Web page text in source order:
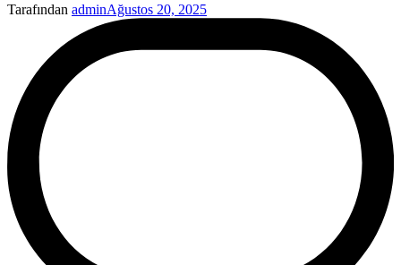
Tarafından adminAğustos 20, 2025